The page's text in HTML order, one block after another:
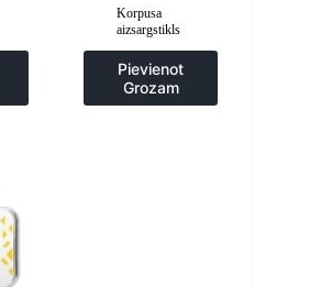
privātuma
aizsardzībai – 2 gab.
Korpusa
aizsargstikls
Pievienot
Grozam